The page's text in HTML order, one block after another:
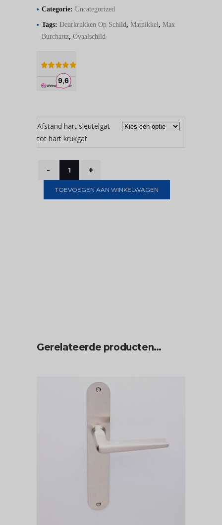
Categorie: Uncategorized
Tags: Deurkrukken Op Schild, Matnikkel, Max
Burchartz, Ovaalschild
Afstand hart sleutelgat
tot hart krukgat
TOEVOEGEN AAN WINKELWAGEN
Gerelateerde producten…